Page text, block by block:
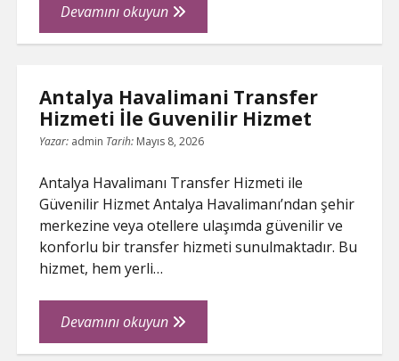
Devamını okuyunBmw
Yedek
Bilinmesi
Gerekenler
Antalya Havalimani Transfer
Hizmeti İle Guvenilir Hizmet
Yazar: admin Tarih: Mayıs 8, 2026
Antalya Havalimanı Transfer Hizmeti ile
Güvenilir Hizmet Antalya Havalimanı’ndan şehir
merkezine veya otellere ulaşımda güvenilir ve
konforlu bir transfer hizmeti sunulmaktadır. Bu
hizmet, hem yerli…
Devamını okuyunAntalya
Havalimani